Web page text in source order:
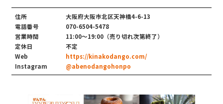
住所
大阪府大阪市北区天神橋4-6-13
電話番号
070-6504-5478
営業時間
11:00～19:00（売り切れ次第終了）
定休日
不定
Web
https://kinakodango.com/
Instagram
@abenodangohonpo